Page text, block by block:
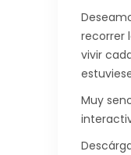
recorrer
vivir
Muy